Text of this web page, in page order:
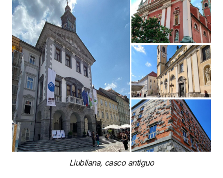
Liubliana, casco antiguo